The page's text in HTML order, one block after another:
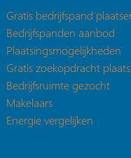
Gratis bedrijfspand
Bedrijfspanden aanbod
Plaatsingsmogelijkheden
Gratis zoekopdracht
Bedrijfsruimte gezocht
Makelaars
Energie vergelijken